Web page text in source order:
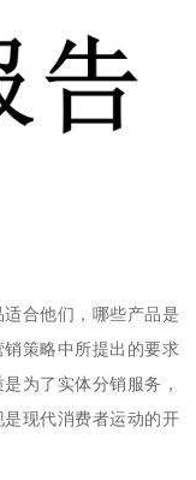
合他们，哪些产品是
策略中所提出的要求
为了实体分销服务，
现代消费者运动的开